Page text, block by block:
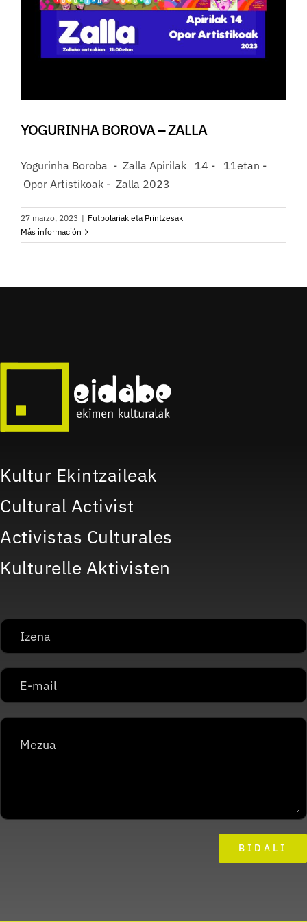
YOGURINHA BOROVA – ZALLA
Yogurinha Boroba - Zalla Apirilak 14 - 11etan -
Opor Artistikoak - Zalla 2023
27 marzo, 2023 | Futbolariak eta Printzesak
Más información
Kultur Ekintzaileak
Cultural Activist
Activistas Culturales
Kulturelle Aktivisten
BIDALI